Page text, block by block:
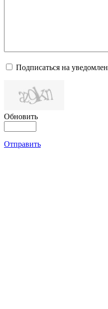
Подписаться на
Обновить
Отправить